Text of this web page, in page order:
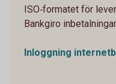
ISO‑formatet för
Bankgiro
Inloggning